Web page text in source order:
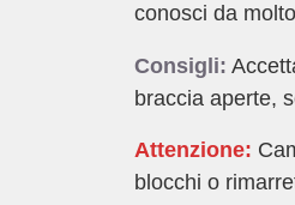
conosci da
Consigli:
braccia aperte,
Attenzione:
blocchi o